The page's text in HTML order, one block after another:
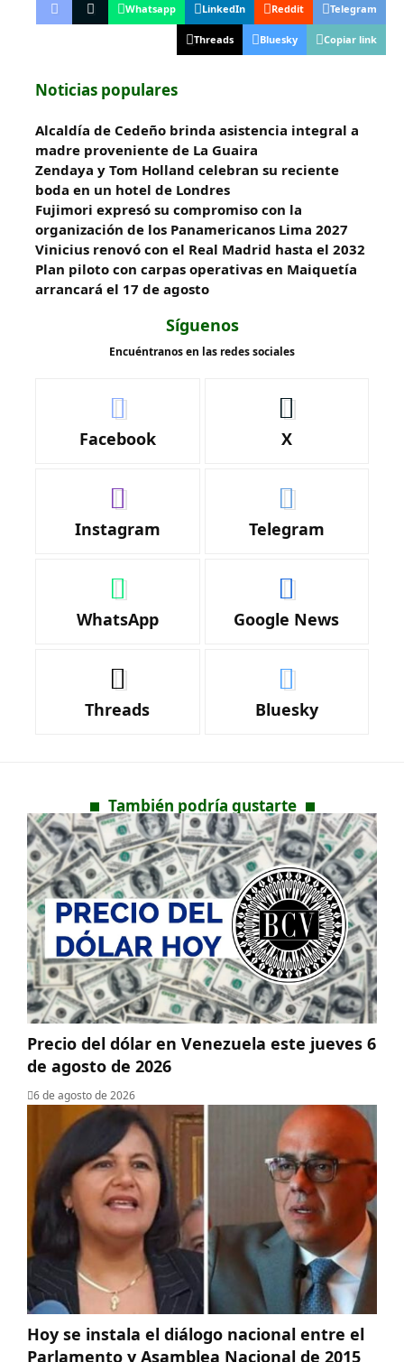
Whatsapp LinkedIn Reddit Telegram
Threads Bluesky Copiar link
Noticias populares
Alcaldía de Cedeño brinda asistencia integral a
madre proveniente de La Guaira
Zendaya y Tom Holland celebran su reciente
boda en un hotel de Londres
Fujimori expresó su compromiso con la
organización de los Panamericanos Lima 2027
Vinicius renovó con el Real Madrid hasta el 2032
Plan piloto con carpas operativas en Maiquetía
arrancará el 17 de agosto
Síguenos
Encuéntranos en las redes sociales
Facebook X
Instagram Telegram
WhatsApp Google News
Threads Bluesky
También podría gustarte
Precio del dólar en Venezuela este jueves 6
de agosto de 2026
6 de agosto de 2026
Hoy se instala el diálogo nacional entre el
Parlamento y Asamblea Nacional de 2015